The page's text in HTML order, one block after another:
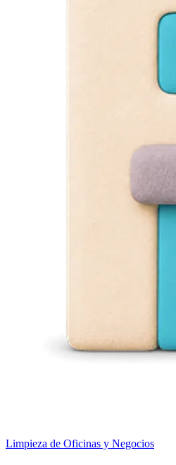
Limpieza de Oficinas y Negocios